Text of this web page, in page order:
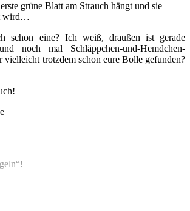
grüne Blatt am Strauch hängt und sie
wird…
schon eine? Ich weiß, draußen ist gerade
noch mal Schläppchen-und-Hemdchen-
vielleicht trotzdem schon eure Bolle gefunden?